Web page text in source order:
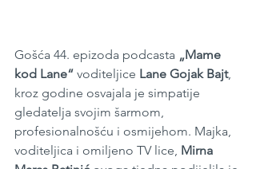
Gošća 44. epizoda podcasta „Mame
kod Lane“ voditeljice Lane Gojak Bajt,
kroz godine osvajala je simpatije
gledatelja svojim šarmom,
profesionalnošću i osmijehom. Majka,
voditeljica i omiljeno TV lice, Mirna